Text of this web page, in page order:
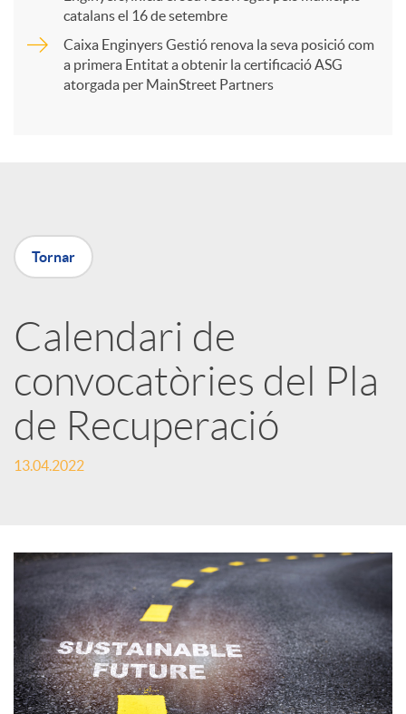
t
X
a
r
x
s
S
o
catalans el 16 de setembre
Caixa Enginyers Gestió renova la seva posició com
a primera Entitat a obtenir la certificació ASG
atorgada per MainStreet Partners
Tornar
Calendari de
convocatòries del Pla
de Recuperació
13.04.2022